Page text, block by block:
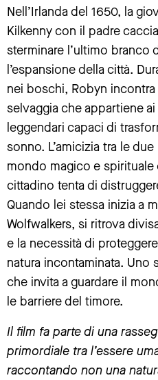
Nell’Irlanda del 1650, la
Kilkenny con il padre
sterminare l’ultimo branco
l’espansione della città.
nei boschi, Robyn incontra
selvaggia che appartiene
leggendari capaci di
sonno. L’amicizia tra le
mondo magico e
cittadino tenta di
Quando lei stessa inizia a
Wolfwalkers, si ritrova
e la necessità di
natura incontaminata.
che invita a guardare il
le barriere del timore.
Il film fa parte di una
primordiale tra l’essere
raccontando non una